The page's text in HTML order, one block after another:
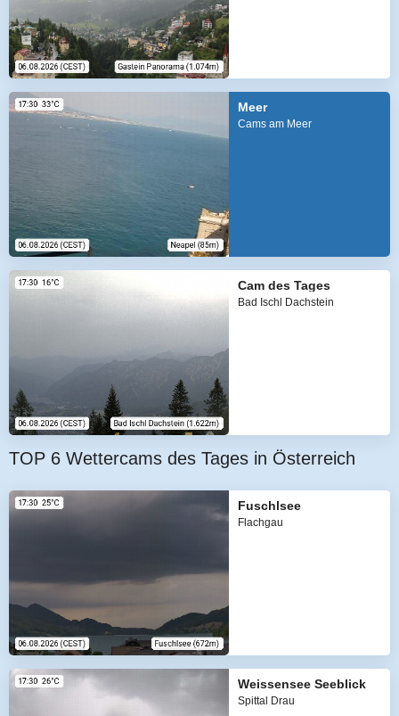
Meer
Cams am Meer
Cam des Tages
Bad Ischl Dachstein
TOP 6 Wettercams des Tages in Österreich
Fuschlsee
Flachgau
Weissensee Seeblick
Spittal Drau